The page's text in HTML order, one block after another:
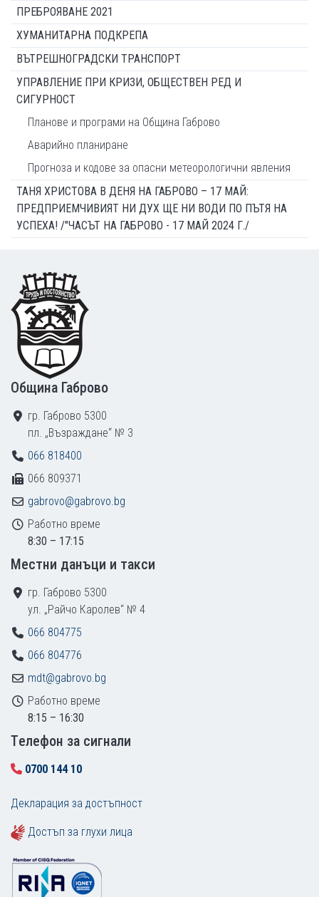
ПРЕБРОЯВАНЕ 2021
ХУМАНИТАРНА ПОДКРЕПА
ВЪТРЕШНОГРАДСКИ ТРАНСПОРТ
УПРАВЛЕНИЕ ПРИ КРИЗИ, ОБЩЕСТВЕН РЕД И
СИГУРНОСТ
Планове и програми на Община Габрово
Аварийно планиране
Прогноза и кодове за опасни метеорологични явления
ТАНЯ ХРИСТОВА В ДЕНЯ НА ГАБРОВО – 17 МАЙ:
ПРЕДПРИЕМЧИВИЯТ НИ ДУХ ЩЕ НИ ВОДИ ПО ПЪТЯ НА
УСПЕХА! /"ЧАСЪТ НА ГАБРОВО - 17 МАЙ 2024 Г./
Footer
Община Габрово
гр. Габрово 5300
пл. „Възраждане“ № 3
066 818400
066 809371
gabrovo@gabrovo.bg
Работно време
8:30 – 17:15
Местни данъци и такси
гр. Габрово 5300
ул. „Райчо Каролев“ № 4
066 804775
066 804776
mdt@gabrovo.bg
Работно време
8:15 – 16:30
Tелефон за сигнали
0700 144 10
Декларация за достъпност
Достъп за глухи лица